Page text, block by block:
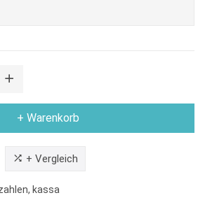
+ Warenkorb
+ Vergleich
, kassa